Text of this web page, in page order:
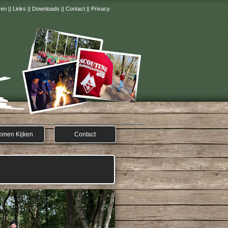
|| Links || Downloads || Contact || Privacy
Kijken Contact